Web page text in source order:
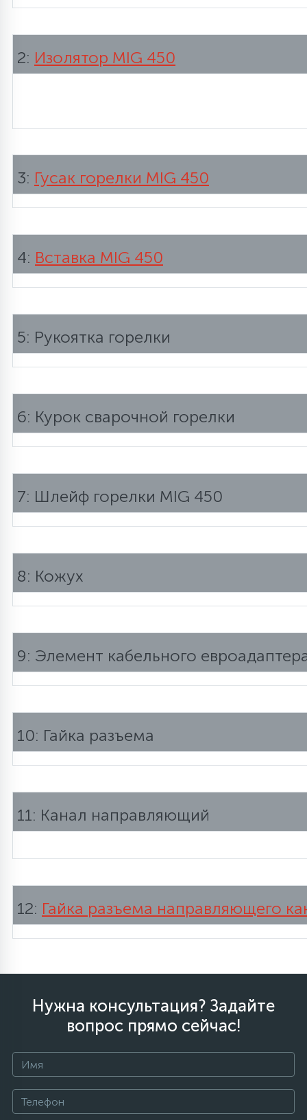
2: Изолятор MIG 450
3: Гусак горелки MIG 450
4: Вставка MIG 450
5: Рукоятка горелки
6: Курок сварочной горелки
7: Шлейф горелки MIG 450
8: Кожух
9: Элемент кабельного
10: Гайка разъема
11: Канал направляющий
12: Гайка разъема направляющего
Нужна консультация? Задайте
вопрос прямо сейчас!